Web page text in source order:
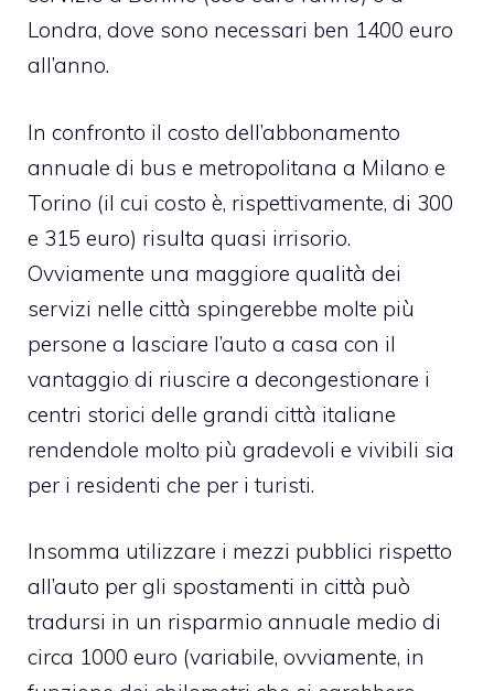
Londra, dove sono necessari ben 1400 euro
all’anno.
In confronto il costo dell’abbonamento
annuale di bus e metropolitana a Milano e
Torino (il cui costo è, rispettivamente, di 300
e 315 euro) risulta quasi irrisorio.
Ovviamente una maggiore qualità dei
servizi nelle città spingerebbe molte più
persone a lasciare l’auto a casa con il
vantaggio di riuscire a decongestionare i
centri storici delle grandi città italiane
rendendole molto più gradevoli e vivibili sia
per i residenti che per i turisti.
Insomma utilizzare i mezzi pubblici rispetto
all’auto per gli spostamenti in città può
tradursi in un risparmio annuale medio di
circa 1000 euro (variabile, ovviamente, in